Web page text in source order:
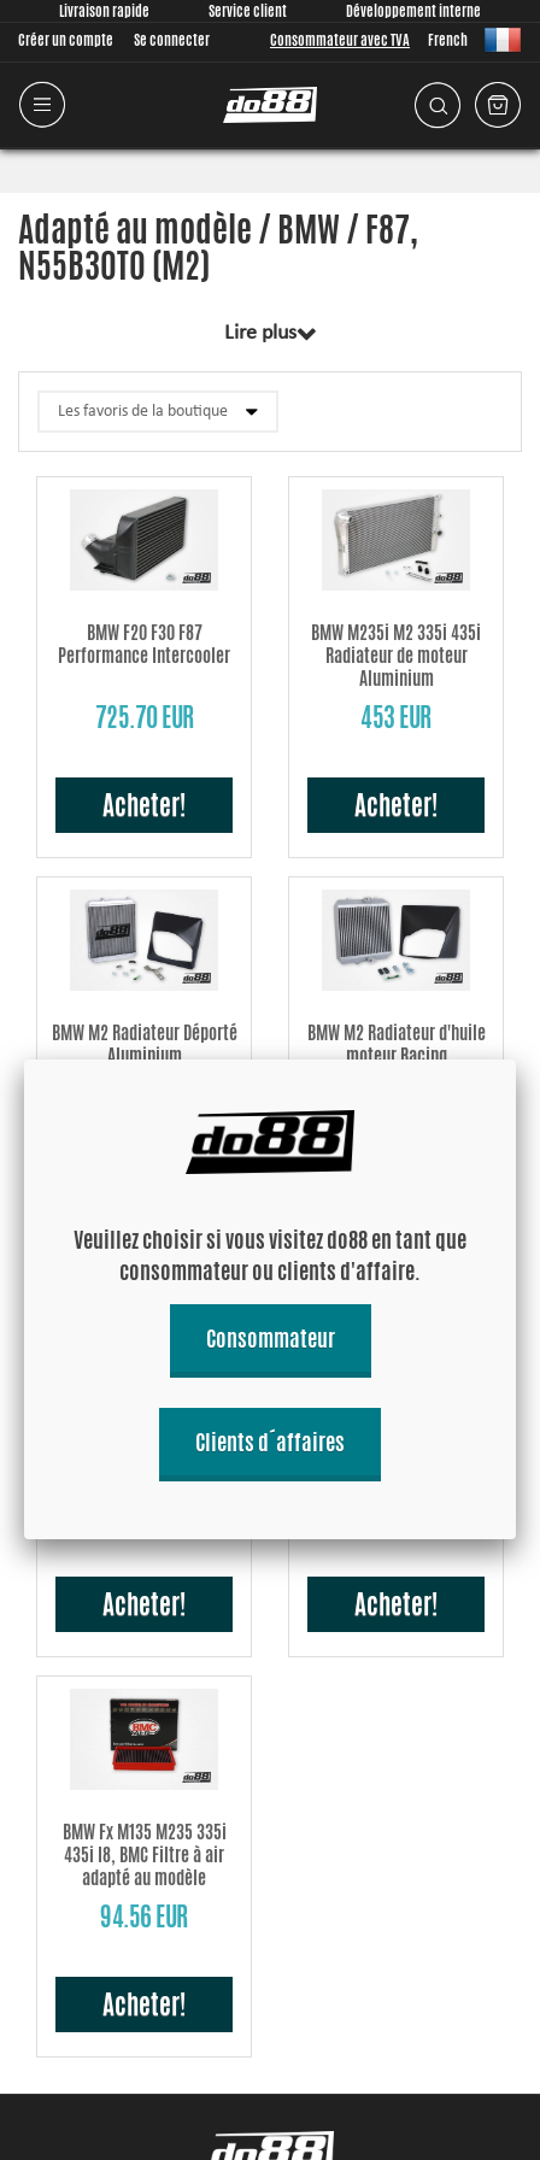
Livraison rapide Service client
Développement interne
Créer un compte
Se connecter Consommateur avec TVA French
Adapté au modèle / BMW / F87,
N55B30T0 (M2)
Lire plus
BMW F20 F30 F87
Performance Intercooler
725.70 EUR
Acheter!
BMW M235i M2 335i 435i
Radiateur de moteur
Aluminium
453 EUR
Acheter!
BMW M2 Radiateur Déporté
Aluminium
BMW M2 Radiateur d'huile
moteur Racing
591.18 EUR
BMW F20 F30 F87 Turbo
Tuyauterie avec durite noir
Acheter!
BMW M2, Durite de sortie
Acheter!
BMW Fx M135 M235 335i
435i I8, BMC Filtre à air
adapté au modèle
94.56 EUR
Acheter!
Veuillez choisir si vous visitez do88 en tant que
consommateur ou clients d'affaire.
Consommateur
Clients d´affaires